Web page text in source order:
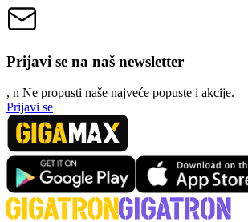
Prijavi se na naš newsletter
, n Ne propusti naše najveće popuste i akcije.
Prijavi se